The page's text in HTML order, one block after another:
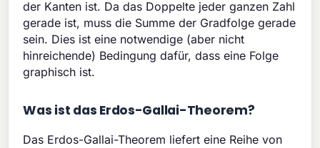
der Kanten ist. Da das Doppelte jeder ganzen Zahl
gerade ist, muss die Summe der Gradfolge gerade
sein. Dies ist eine notwendige (aber nicht
hinreichende) Bedingung dafür, dass eine Folge
graphisch ist.
Was ist das Erdos-Gallai-Theorem?
Das Erdos-Gallai-Theorem liefert eine Reihe von